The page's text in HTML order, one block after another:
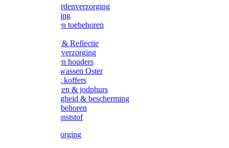
Rapide paardenverzorging
Ruiter kleding
Hoofdstellen toebehoren
Verlichting & Reflectie
Rapide leerverzorging
Likstenen en houders
Poetsen & wassen Oster
Poetssets & koffers
Ruiter laarzen & jodphurs
Ruiter veiligheid & bescherming
Ruiter - toebehoren
Voerbak kunststof
Klauwverzorging